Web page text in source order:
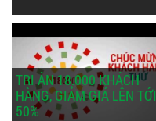
TRI ÂN 18.000 KHÁCH
HÀNG, GIẢM GIÁ LÊN TỚI
50%